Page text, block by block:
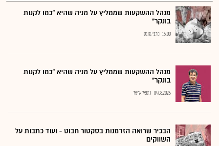
מנהל ההשקעות שממליץ על מניה שהיא "כמו לקנות
בונקר"
16:00 כתבי גלובס
מנהל ההשקעות שממליץ על מניה שהיא "כמו לקנות
בונקר"
04.08.2026 נתנאל אריאל
הבכיר שרואה הזדמנות בסקטור חבוט - ועוד כתבות על
השווקים